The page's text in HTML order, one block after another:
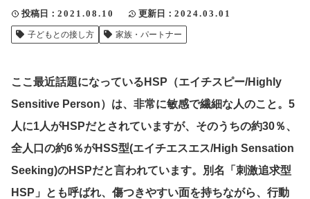
投稿日 2021.08.10 更新日 2024.03.01
子どもとの接し方 家族・パートナー
ここ最近話題になっているHSP（エイチスピー/Highly
Sensitive Person）は、非常に敏感で繊細な人のこと。5
人に1人がHSPだとされていますが、そのうちの約30％、
全人口の約6％がHSS型(エイチエスエス/High Sensation
Seeking)のHSPだと言われています。別名「刺激追求型
HSP」とも呼ばれ、傷つきやすい面を持ちながら、行動
クリップ記事一覧
感想・声を送る
中部電力